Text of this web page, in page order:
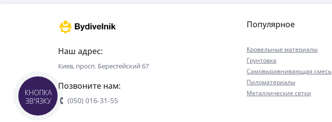
Наш адрес:
Киев, просп. Берестейский 67
Позвоните нам:
(050) 016-31-55
Популярное
Кровельные материалы
Грунтовка
Самовыравнивающая смесь
Пиломатериалы
Металлические сетки
КНОПКА
ЗВ'ЯЗКУ